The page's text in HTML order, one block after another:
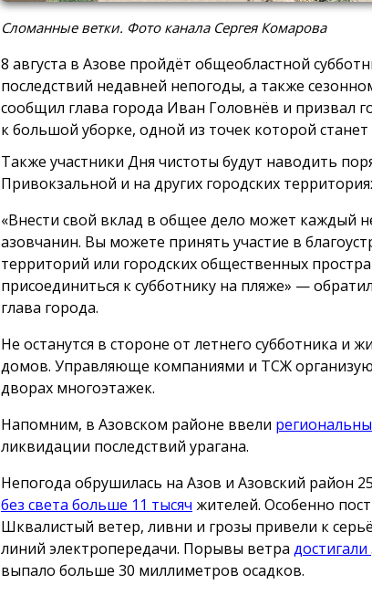
Сломанные ветки. Фото канала Сергея Комарова
8 августа в Азове пройдёт общеобластной
последствий недавней непогоды, а также
сообщил глава города Иван Головнёв и призвал
к большой уборке, одной из точек которой
Также участники Дня чистоты будут наводить
Привокзальной и на других городских
«Внести свой вклад в общее дело может каждый
азовчанин. Вы можете принять участие в
территорий или городских общественных
присоединиться к субботнику на пляже» —
глава города.
Не останутся в стороне от летнего субботника и
домов. Управляюще компаниями и ТСЖ
дворах многоэтажек.
Напомним, в Азовском районе ввели
ликвидации последствий урагана.
Непогода обрушилась на Азов и Азовский район
без света больше 11 тысяч жителей. Особенно
Шквалистый ветер, ливни и грозы привели к
линий электропередачи. Порывы ветра достигали
выпало больше 30 миллиметров осадков.